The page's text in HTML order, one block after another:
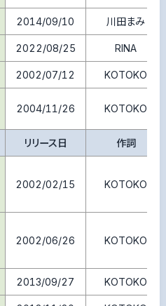
2014/09/10 川田まみ
2022/08/25 RINA
2002/07/12 KOTOKO
2004/11/26 KOTOKO
リリース日 作詞
2002/02/15 KOTOKO
2002/06/26 KOTOKO
2013/09/27 KOTOKO